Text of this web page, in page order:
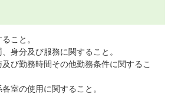
こと。
身分及び服務に関すること。
び勤務時間その他勤務条件に関するこ
室の使用に関すること。